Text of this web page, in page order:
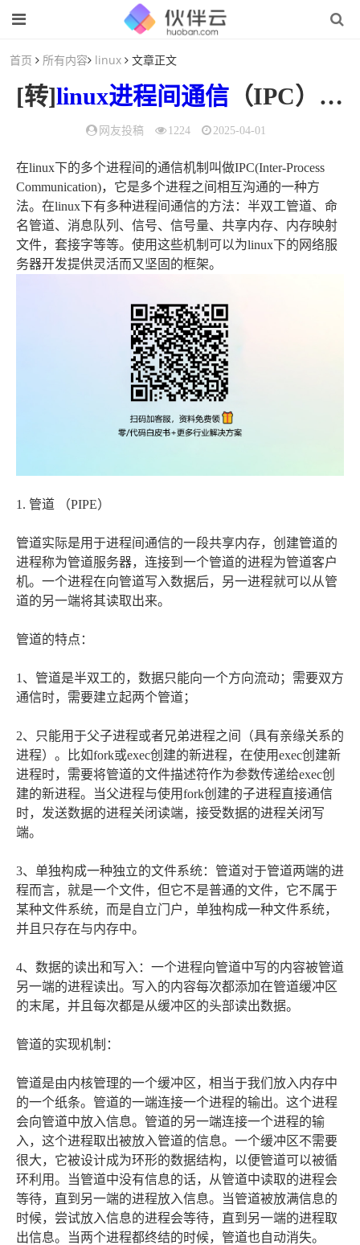
首页 所有内容 linux 文章正文
[转]linux进程间通信 （IPC）机制总结
网友投稿 1224 2025-04-01
在linux下的多个进程间的通信机制叫做IPC(Inter-Process
Communication)，它是多个进程之间相互沟通的一种方
法。在linux下有多种进程间通信的方法：半双工管道、命
名管道、消息队列、信号、信号量、共享内存、内存映射
文件，套接字等等。使用这些机制可以为linux下的网络服
务器开发提供灵活而又坚固的框架。
1. 管道 （PIPE）
管道实际是用于进程间通信的一段共享内存，创建管道的
进程称为管道服务器，连接到一个管道的进程为管道客户
机。一个进程在向管道写入数据后，另一进程就可以从管
道的另一端将其读取出来。
管道的特点：
1、管道是半双工的，数据只能向一个方向流动；需要双方
通信时，需要建立起两个管道；
2、只能用于父子进程或者兄弟进程之间（具有亲缘关系的
进程）。比如fork或exec创建的新进程，在使用exec创建新
进程时，需要将管道的文件描述符作为参数传递给exec创
建的新进程。当父进程与使用fork创建的子进程直接通信
时，发送数据的进程关闭读端，接受数据的进程关闭写
端。
3、单独构成一种独立的文件系统：管道对于管道两端的进
程而言，就是一个文件，但它不是普通的文件，它不属于
某种文件系统，而是自立门户，单独构成一种文件系统，
并且只存在与内存中。
4、数据的读出和写入：一个进程向管道中写的内容被管道
另一端的进程读出。写入的内容每次都添加在管道缓冲区
的末尾，并且每次都是从缓冲区的头部读出数据。
管道的实现机制：
管道是由内核管理的一个缓冲区，相当于我们放入内存中
的一个纸条。管道的一端连接一个进程的输出。这个进程
会向管道中放入信息。管道的另一端连接一个进程的输
入，这个进程取出被放入管道的信息。一个缓冲区不需要
很大，它被设计成为环形的数据结构，以便管道可以被循
环利用。当管道中没有信息的话，从管道中读取的进程会
等待，直到另一端的进程放入信息。当管道被放满信息的
时候，尝试放入信息的进程会等待，直到另一端的进程取
出信息。当两个进程都终结的时候，管道也自动消失。